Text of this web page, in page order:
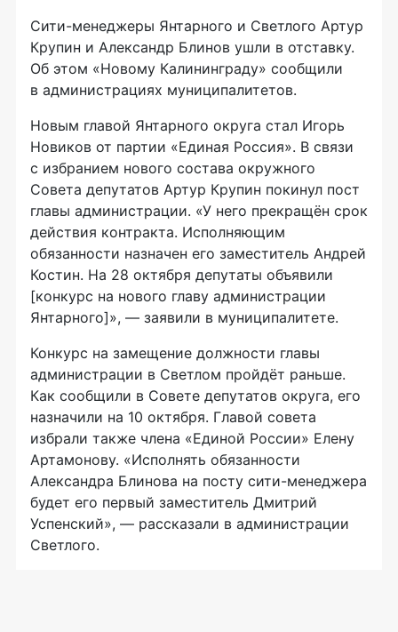
Сити-менеджеры Янтарного и Светлого Артур
Крупин и Александр Блинов ушли в отставку.
Об этом «Новому Калининграду» сообщили
в администрациях муниципалитетов.
Новым главой Янтарного округа стал Игорь
Новиков от партии «Единая Россия». В связи
с избранием нового состава окружного
Совета депутатов Артур Крупин покинул пост
главы администрации. «У него прекращён срок
действия контракта. Исполняющим
обязанности назначен его заместитель Андрей
Костин. На 28 октября депутаты объявили
[конкурс на нового главу администрации
Янтарного]», — заявили в муниципалитете.
Конкурс на замещение должности главы
администрации в Светлом пройдёт раньше.
Как сообщили в Совете депутатов округа, его
назначили на 10 октября. Главой совета
избрали также члена «Единой России» Елену
Артамонову. «Исполнять обязанности
Александра Блинова на посту сити-менеджера
будет его первый заместитель Дмитрий
Успенский», — рассказали в администрации
Светлого.